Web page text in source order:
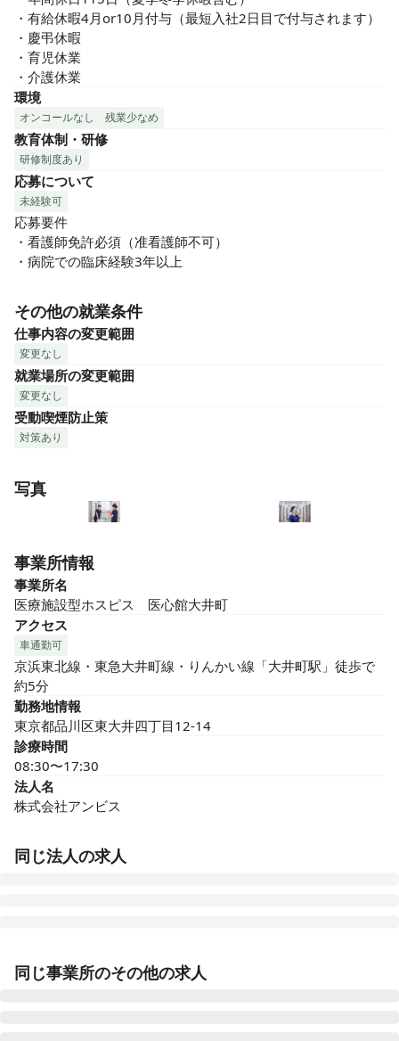
・有給休暇4月or10月付与（最短入社2日目で付与されます）
・慶弔休暇
・育児休業
・介護休業
環境
オンコールなし 残業少なめ
教育体制・研修
研修制度あり
応募について
未経験可
応募要件
・看護師免許必須（准看護師不可）
・病院での臨床経験3年以上
その他の就業条件
仕事内容の変更範囲
変更なし
就業場所の変更範囲
変更なし
受動喫煙防止策
対策あり
写真
事業所情報
事業所名
医療施設型ホスピス　医心館大井町
アクセス
車通勤可
京浜東北線・東急大井町線・りんかい線「大井町駅」徒歩で
約5分
勤務地情報
東京都品川区東大井四丁目12-14
診療時間
08:30〜17:30
法人名
株式会社アンビス
同じ法人の求人
愛知県豊田市浄水町原山277
同じ事業所のその他の求人